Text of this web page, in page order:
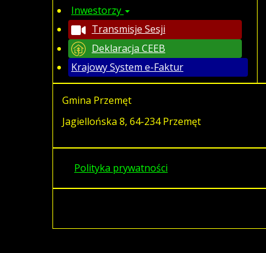
Inwestorzy
Transmisje Sesji
Deklaracja CEEB
Krajowy System e-Faktur
Gmina Przemęt
Jagiellońska 8, 64-234 Przemęt
Polityka prywatności